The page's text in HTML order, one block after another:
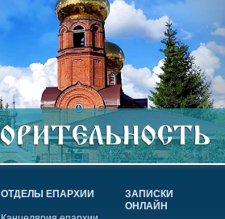
ОТДЕЛЫ ЕПАРХИИ
ЗАПИСКИ
ОНЛАЙН